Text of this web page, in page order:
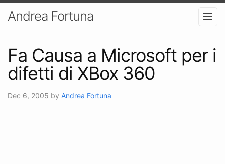
Andrea Fortuna
Fa Causa a Microsoft per i
difetti di XBox 360
Dec 6, 2005 by Andrea Fortuna